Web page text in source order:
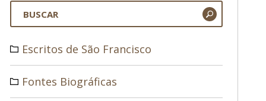
Escritos de São Francisco
Fontes Biográficas